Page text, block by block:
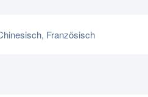
Französisch